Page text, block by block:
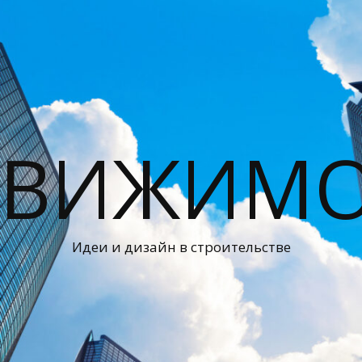
Идеи и дизайн в строительстве